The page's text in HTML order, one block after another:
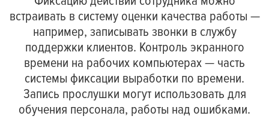
встраивать в систему оценки качества работы —
например, записывать звонки в службу
поддержки клиентов. Контроль экранного
времени на рабочих компьютерах — часть
системы фиксации выработки по времени.
Запись прослушки могут использовать для
обучения персонала, работы над ошибками.